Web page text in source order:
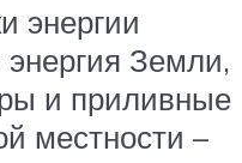
энергии
Земли,
и приливные
местности –